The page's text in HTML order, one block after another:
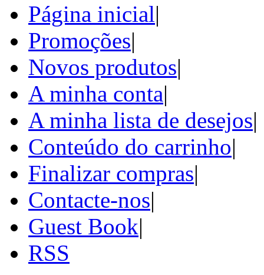
Página inicial|
Promoções|
Novos produtos|
A minha conta|
A minha lista de desejos|
Conteúdo do carrinho|
Finalizar compras|
Contacte-nos|
Guest Book|
RSS